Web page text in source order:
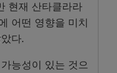
현재 산타클라라
어떤 영향을 미치
다.
능성이 있는 것으